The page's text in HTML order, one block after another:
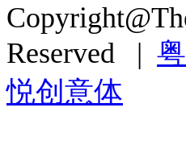
Reserved |
悦创意体